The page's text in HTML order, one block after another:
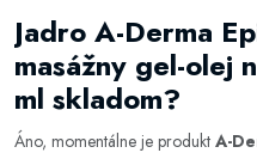
Jadro A-Derma
masážny gel-olej
ml skladom?
Áno, momentálne je produkt A-